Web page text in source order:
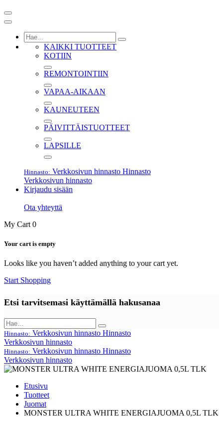
KAIKKI TUOTTEET
KOTIIN
REMONTOINTIIN
VAPAA-AIKAAN
KAUNEUTEEN
PÄIVITTÄISTUOTTEET
LAPSILLE
Hinnasto: Verkkosivun hinnasto Hinnasto
Verkkosivun hinnasto
Kirjaudu sisään
Ota yhteyttä
My Cart 0
Your cart is empty
Looks like you haven’t added anything to your cart yet.
Start Shopping
Etsi tarvitsemasi käyttämällä hakusanaa
Hinnasto: Verkkosivun hinnasto Hinnasto
Verkkosivun hinnasto
Hinnasto: Verkkosivun hinnasto Hinnasto
Verkkosivun hinnasto
Etusivu
Tuotteet
Juomat
MONSTER ULTRA WHITE ENERGIAJUOMA 0,5L TLK